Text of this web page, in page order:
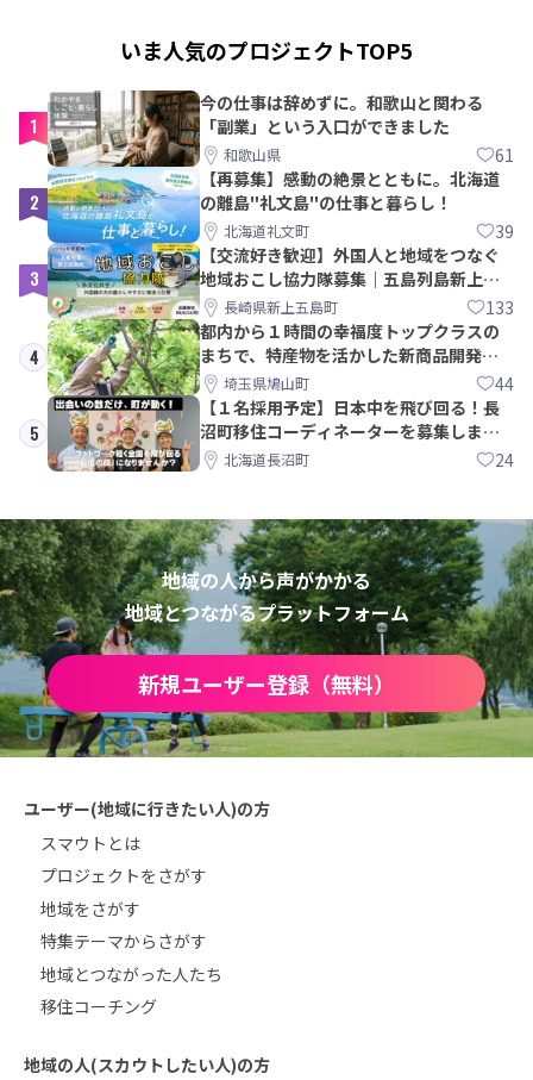
いま人気のプロジェクトTOP5
1
今の仕事は辞めずに。和歌山と関わる
「副業」という入口ができました
和歌山県 61
2
【再募集】感動の絶景とともに。北海道
の離島"礼文島"の仕事と暮らし！
北海道礼文町 39
3
【交流好き歓迎】外国人と地域をつなぐ
地域おこし協力隊募集｜五島列島新上五
島町長崎県新上五島町 133
4
都内から１時間の幸福度トップクラスの
まちで、特産物を活かした新商品開発＆
PRメンバー募集！
埼玉県鳩山町 44
5
【１名採用予定】日本中を飛び回る！長
沼町移住コーディネーターを募集しま
す！北海道長沼町 24
地域の人から声がかかる
地域とつながるプラットフォーム
新規ユーザー登録（無料）
ユーザー(地域に行きたい人)の方
スマウトとは
プロジェクトをさがす
地域をさがす
特集テーマからさがす
地域とつながった人たち
移住コーチング
地域の人(スカウトしたい人)の方